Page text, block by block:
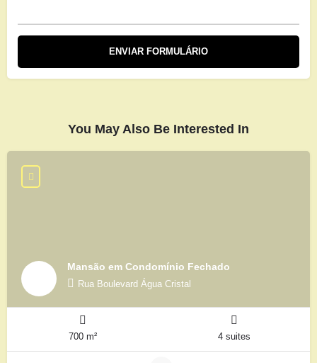
You May Also Be Interested In
Mansão em Condomínio Fechado
Rua Boulevard Água Cristal
700 m² 4 suites